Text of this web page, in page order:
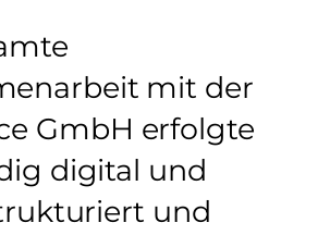
mit der
GmbH erfolgte
digital und
und